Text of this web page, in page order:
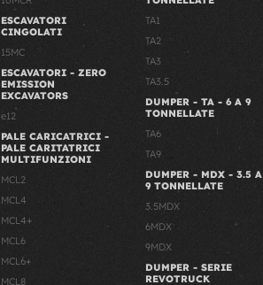
ESCAVATORI
CINGOLATI
15MC
ESCAVATORI - ZERO
EMISSION
EXCAVATORS
e12
PALE CARICATRICI -
PALE CARITATRICI
MULTIFUNZIONI
MCL2
MCL4
MCL4+
MCL6
MCL6+
MCL8
TA1
TA2
TA3
TA3.5
DUMPER - TA - 6 A 9
TONNELLATE
TA6
TA9
DUMPER - MDX - 3.5 A
9 TONNELLATE
3.5MDX
6MDX
9MDX
DUMPER - SERIE
REVOTRUCK